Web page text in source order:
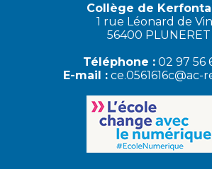
Collège de
1 rue Léonard de
56400 PLUNERET
Téléphone : 02 97 56
E-mail : ce.0561616c@ac-